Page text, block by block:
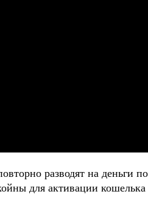
разводят на деньги
для активации кошелька